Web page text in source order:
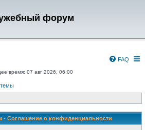
форум
FAQ
время: 07 авг 2026, 06:00
Соглашение о конфиденциальности